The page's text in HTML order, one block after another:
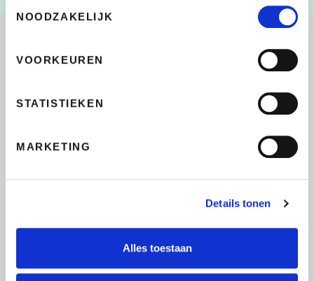
NOODZAKELIJK
VOORKEUREN
STATISTIEKEN
MARKETING
Details tonen
Alles toestaan
Wie zijn wij
Leasing – Lease-a-Bike